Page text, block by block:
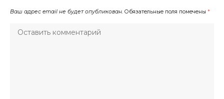
Ваш адрес email не будет опубликован. Обязательные поля помечены *